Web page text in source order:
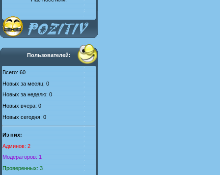
Пользователей:
Всего: 60
Новых за месяц: 0
Новых за неделю: 0
Новых вчера: 0
Новых сегодня: 0
Из них:
Админов: 2
Модераторов: 1
Проверенных: 3